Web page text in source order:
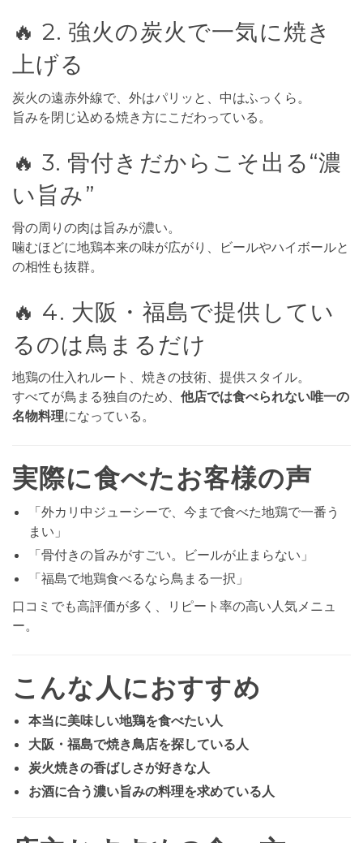
🔥 2. 強火の炭火で一気に焼き
上げる
炭火の遠赤外線で、外はパリッと、中はふっくら。
旨みを閉じ込める焼き方にこだわっている。
🔥 3. 骨付きだからこそ出る“濃
い旨み”
骨の周りの肉は旨みが濃い。
噛むほどに地鶏本来の味が広がり、ビールやハイボールと
の相性も抜群。
🔥 4. 大阪・福島で提供してい
るのは鳥まるだけ
地鶏の仕入れルート、焼きの技術、提供スタイル。
すべてが鳥まる独自のため、 他店では食べられない唯一の
名物料理になっている。
実際に食べたお客様の声
「外カリ中ジューシーで、今まで食べた地鶏で一番う
まい」
「骨付きの旨みがすごい。ビールが止まらない」
「福島で地鶏食べるなら鳥まる一択」
口コミでも高評価が多く、リピート率の高い人気メニュ
ー。
こんな人におすすめ
本当に美味しい地鶏を食べたい人
大阪・福島で焼き鳥店を探している人
炭火焼きの香ばしさが好きな人
お酒に合う濃い旨みの料理を求めている人